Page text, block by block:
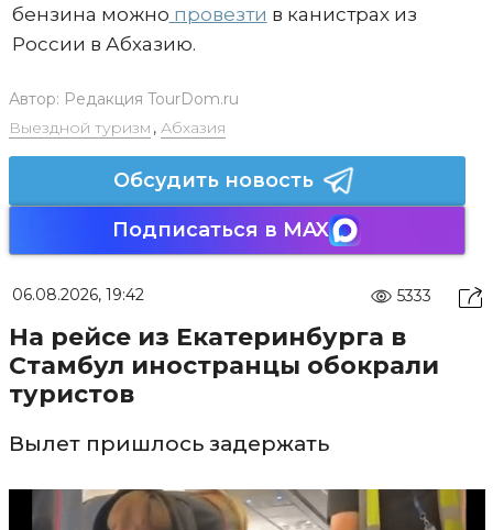
бензина можно провезти в канистрах из
России в Абхазию.
Автор: Редакция TourDom.ru
Выездной туризм , Абхазия
Обсудить новость
Подписаться в MAX
06.08.2026, 19:42 5333
На рейсе из Екатеринбурга в
Стамбул иностранцы обокрали
туристов
Вылет пришлось задержать